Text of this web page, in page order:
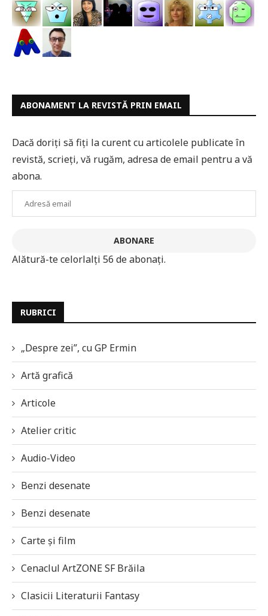
ABONAMENT LA REVISTĂ PRIN EMAIL
Dacă doriți să fiți la curent cu articolele publicate în
revistă, scrieți, vă rugăm, adresa de email pentru a vă
abona.
Adresă
ABONARE
Alătură-te celorlalți 56 de abonați.
RUBRICI
„Despre zei”, cu GP Ermin
Artă grafică
Articole
Atelier critic
Audio-Video
Benzi desenate
Benzi desenate
Carte și film
Cenaclul ArtZONE SF Brăila
Clasicii Literaturii Fantasy